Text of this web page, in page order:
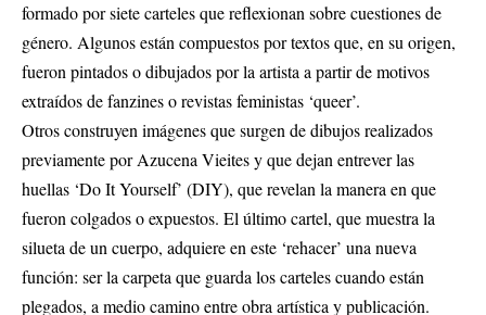
formado por siete carteles que reflexionan sobre cuestiones de
género. Algunos están compuestos por textos que, en su origen,
fueron pintados o dibujados por la artista a partir de motivos
extraídos de fanzines o revistas feministas ‘queer’.
Otros construyen imágenes que surgen de dibujos realizados
previamente por Azucena Vieites y que dejan entrever las
huellas ‘Do It Yourself’ (DIY), que revelan la manera en que
fueron colgados o expuestos. El último cartel, que muestra la
silueta de un cuerpo, adquiere en este ‘rehacer’ una nueva
función: ser la carpeta que guarda los carteles cuando están
plegados, a medio camino entre obra artística y publicación.